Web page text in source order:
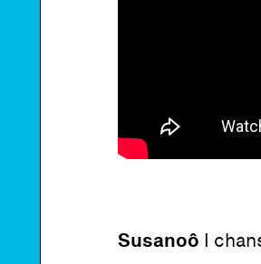
Susanoô I